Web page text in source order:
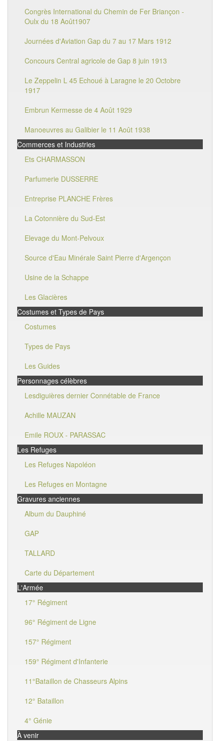
Congrès International du Chemin de Fer Briançon -
Oulx du 18 Août1907
Journées d'Aviation Gap du 7 au 17 Mars 1912
Concours Central agricole de Gap 8 juin 1913
Le Zeppelin L 45 Echoué à Laragne le 20 Octobre
1917
Embrun Kermesse de 4 Août 1929
Manoeuvres au Galibier le 11 Août 1938
Commerces et Industries
Ets CHARMASSON
Parfumerie DUSSERRE
Entreprise PLANCHE Frères
La Cotonnière du Sud-Est
Elevage du Mont-Pelvoux
Source d'Eau Minérale Saint Pierre d'Argençon
Usine de la Schappe
Les Glacières
Costumes et Types de Pays
Costumes
Types de Pays
Les Guides
Personnages célèbres
Lesdiguières dernier Connétable de France
Achille MAUZAN
Emile ROUX - PARASSAC
Les Refuges
Les Refuges Napoléon
Les Refuges en Montagne
Gravures anciennes
Album du Dauphiné
GAP
TALLARD
Carte du Département
L'Armée
17° Régiment
96° Régiment de Ligne
157° Régiment
159° Régiment d'Infanterie
11°Bataillon de Chasseurs Alpins
12° Bataillon
4° Génie
À venir